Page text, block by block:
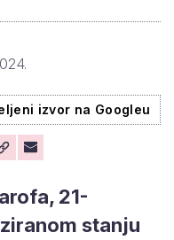
izvor na Googleu
21-
stanju